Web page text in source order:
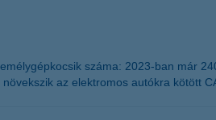
száma: 2023-ban már
az elektromos autókra kötött